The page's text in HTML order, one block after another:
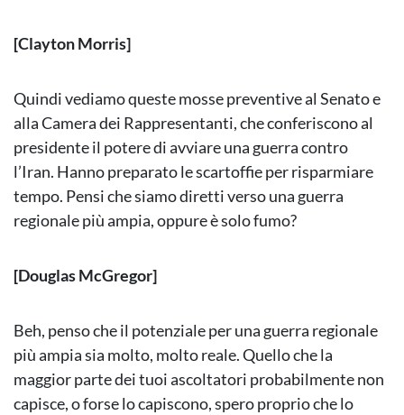
[Clayton Morris]
Quindi vediamo queste mosse preventive al Senato e
alla Camera dei Rappresentanti, che conferiscono al
presidente il potere di avviare una guerra contro
l’Iran. Hanno preparato le scartoffie per risparmiare
tempo. Pensi che siamo diretti verso una guerra
regionale più ampia, oppure è solo fumo?
[Douglas McGregor]
Beh, penso che il potenziale per una guerra regionale
più ampia sia molto, molto reale. Quello che la
maggior parte dei tuoi ascoltatori probabilmente non
capisce, o forse lo capiscono, spero proprio che lo